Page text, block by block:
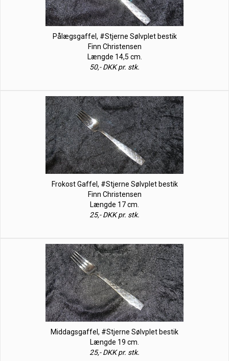
Pålægsgaffel, #Stjerne Sølvplet bestik
Finn Christensen
Længde 14,5 cm.
50,- DKK pr. stk.
Frokost Gaffel, #Stjerne Sølvplet bestik
Finn Christensen
Længde 17 cm.
25,- DKK pr. stk.
Middagsgaffel, #Stjerne Sølvplet bestik
Længde 19 cm.
25,- DKK pr. stk.